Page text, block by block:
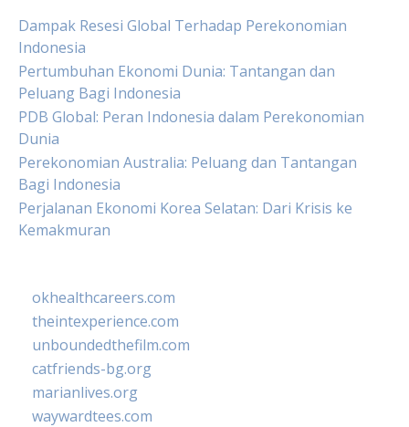
Dampak Resesi Global Terhadap Perekonomian
Indonesia
Pertumbuhan Ekonomi Dunia: Tantangan dan
Peluang Bagi Indonesia
PDB Global: Peran Indonesia dalam Perekonomian
Dunia
Perekonomian Australia: Peluang dan Tantangan
Bagi Indonesia
Perjalanan Ekonomi Korea Selatan: Dari Krisis ke
Kemakmuran
okhealthcareers.com
theintexperience.com
unboundedthefilm.com
catfriends-bg.org
marianlives.org
waywardtees.com